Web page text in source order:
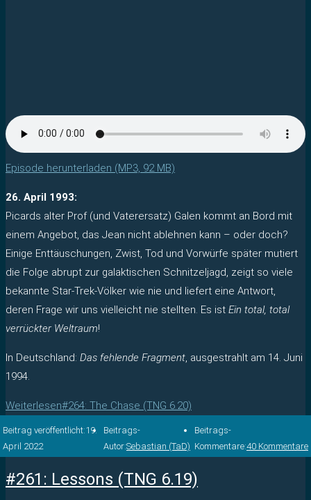
Episode herunterladen (MP3, 92 MB)
26. April 1993:
Picards alter Prof (und Vaterersatz) Galen kommt an Bord mit
einem Angebot, das Jean nicht ablehnen kann – oder doch?
Einige Enttäuschungen, Zwist, Tod und Vorwürfe später mutiert
die Folge abrupt zur galaktischen Schnitzeljagd, zeigt so viele
bekannte Star-Trek-Völker wie nie und liefert eine Antwort,
deren Frage wir uns vielleicht nie stellten. Es ist Ein total, total
verrückter Weltraum!
In Deutschland: Das fehlende Fragment, ausgestrahlt am 14. Juni
1994.
Weiterlesen#264: The Chase (TNG 6.20)
Beitrag veröffentlicht:19.
April 2022
Beitrags-
Autor:Sebastian (TaD)
Beitrags-
Kommentare:40 Kommentare
#261: Lessons (TNG 6.19)